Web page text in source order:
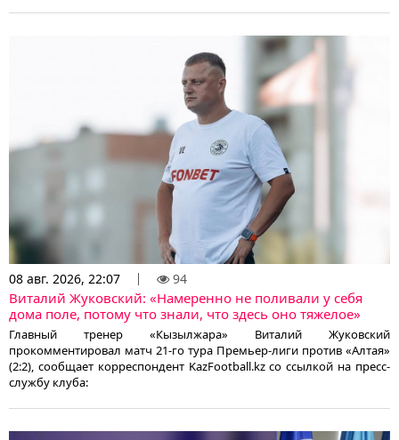
08 авг. 2026, 22:07 94
Виталий Жуковский: «Намеренно не поливали у себя
дома поле, потому что знали, что здесь оно тяжелое»
Главный тренер «Кызылжара» Виталий Жуковский
прокомментировал матч 21-го тура Премьер-лиги против «Алтая»
(2:2), сообщает корреспондент KazFootball.kz со ссылкой на пресс-
службу клуба: